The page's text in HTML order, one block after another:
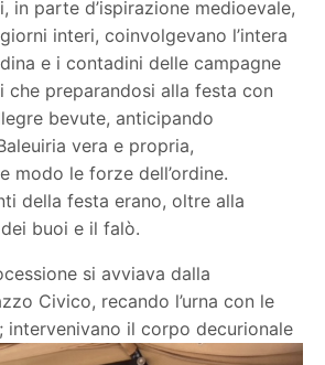
in parte d’ispirazione medioevale,
interi, coinvolgevano l’intera
e i contadini delle campagne
che preparandosi alla festa con
bevute, anticipando
vera e propria,
modo le forze dell’ordine.
della festa erano, oltre alla
buoi e il falò.
si avviava dalla
Civico, recando l’urna con le
intervenivano il corpo decurionale